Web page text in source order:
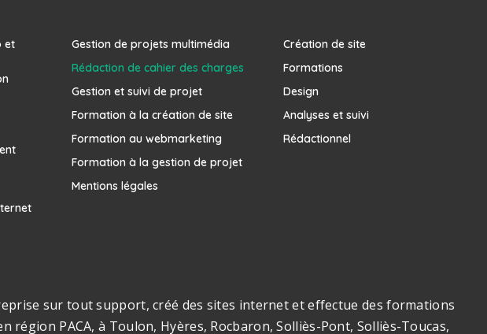
et
Gestion de projets multimédia
Rédaction de cahier des charges
Gestion et suivi de projet
Formation à la création de site
Formation au webmarketing
Formation à la gestion de projet
Mentions légales
Création de site
Formations
Design
Analyses et suivi
Rédactionnel
sur tout support, créé des sites internet et effectue des formations
PACA, à Toulon, Hyères, Rocbaron, Solliès-Pont, Solliès-Toucas,